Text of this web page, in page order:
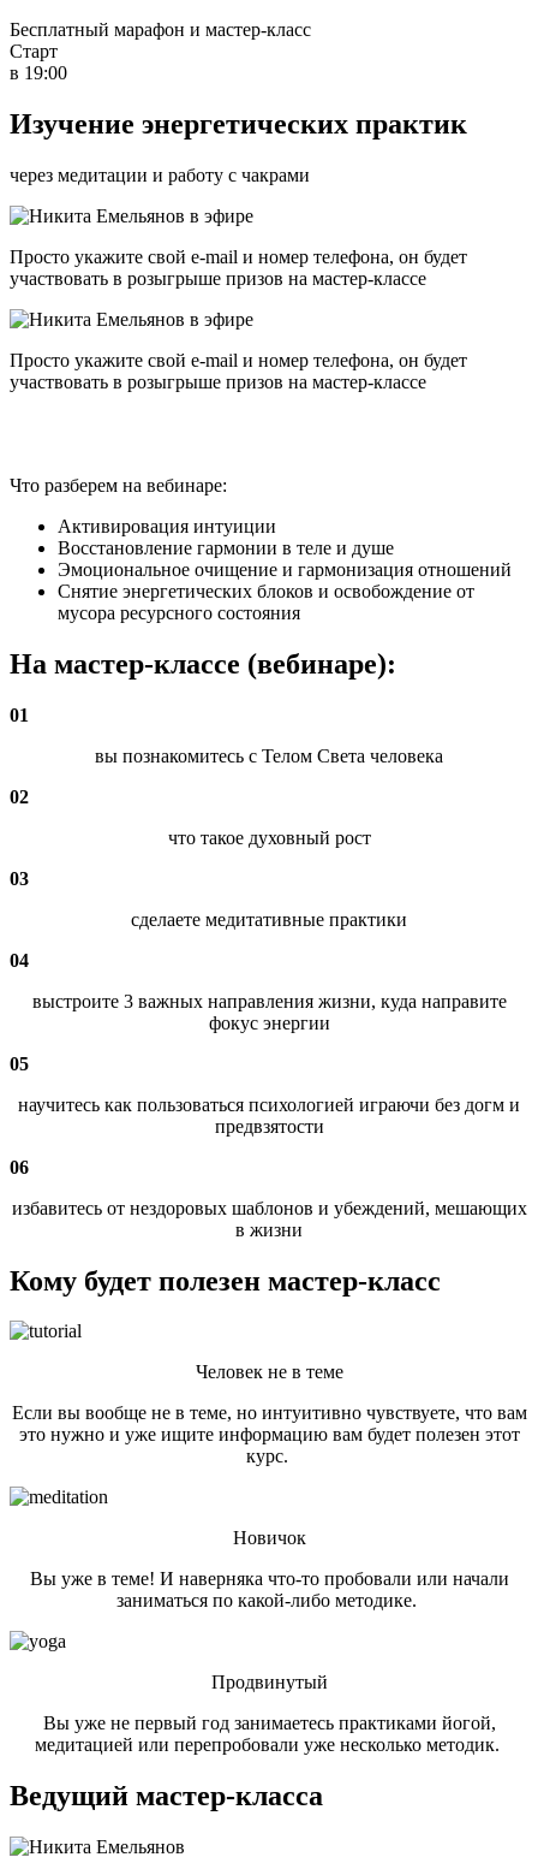
Бесплатный марафон и мастер-класс
Старт
в 19:00
Изучение энергетических практик
через медитации и работу с чакрами
Просто укажите свой e-mail и номер телефона, он будет
участвовать в розыгрыше призов на мастер-классе
Просто укажите свой e-mail и номер телефона, он будет
участвовать в розыгрыше призов на мастер-классе
Что разберем на вебинаре:
Активировация интуиции
Восстановление гармонии в теле и душе
Эмоциональное очищение и гармонизация отношений
Снятие энергетических блоков и освобождение от
мусора ресурсного состояния
На мастер-классе (вебинаре):
01
вы познакомитесь с Телом Света человека
02
что такое духовный рост
03
сделаете медитативные практики
04
выстроите 3 важных направления жизни, куда направите
фокус энергии
05
научитесь как пользоваться психологией играючи без догм и
предвзятости
06
избавитесь от нездоровых шаблонов и убеждений, мешающих
в жизни
Кому будет полезен мастер-класс
Человек не в теме
Если вы вообще не в теме, но интуитивно чувствуете, что вам
это нужно и уже ищите информацию вам будет полезен этот
курс.
Новичок
Вы уже в теме! И наверняка что-то пробовали или начали
заниматься по какой-либо методике.
Продвинутый
Вы уже не первый год занимаетесь практиками йогой,
медитацией или перепробовали уже несколько методик.
Ведущий мастер-класса